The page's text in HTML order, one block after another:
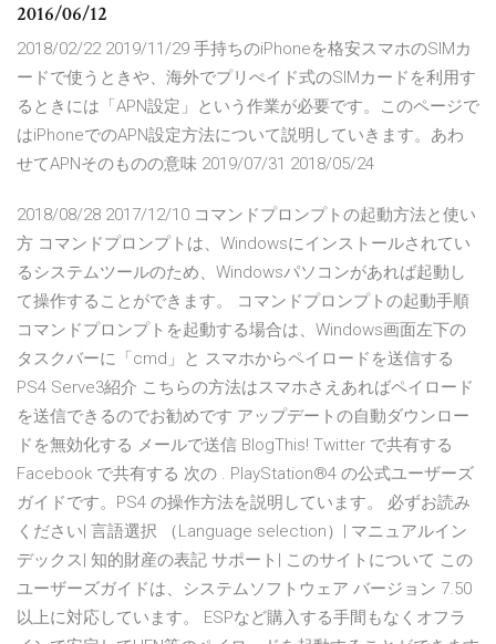
2016/06/12
2018/02/22 2019/11/29 手持ちのiPhoneを格安スマホのSIMカ
ードで使うときや、海外でプリぺイド式のSIMカードを利用す
るときには「APN設定」という作業が必要です。このページで
はiPhoneでのAPN設定方法について説明していきます。あわ
せてAPNそのものの意味 2019/07/31 2018/05/24
2018/08/28 2017/12/10 コマンドプロンプトの起動方法と使い
方 コマンドプロンプトは、Windowsにインストールされてい
るシステムツールのため、Windowsパソコンがあれば起動し
て操作することができます。 コマンドプロンプトの起動手順
コマンドプロンプトを起動する場合は、Windows画面左下の
タスクバーに「cmd」と スマホからペイロードを送信する
PS4 Serve3紹介 こちらの方法はスマホさえあればペイロード
を送信できるのでお勧めです アップデートの自動ダウンロー
ドを無効化する メールで送信 BlogThis! Twitter で共有する
Facebook で共有する 次の . PlayStation®4 の公式ユーザーズ
ガイドです。PS4 の操作方法を説明しています。 必ずお読み
ください| 言語選択 （Language selection）| マニュアルイン
デックス| 知的財産の表記 サポート| このサイトについて この
ユーザーズガイドは、システムソフトウェア バージョン 7.50
以上に対応しています。 ESPなど購入する手間もなくオフラ